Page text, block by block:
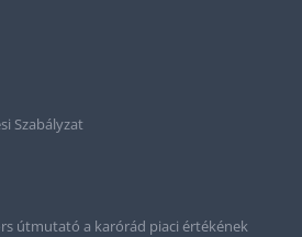
Szabályzat
útmutató a karórád piaci értékének